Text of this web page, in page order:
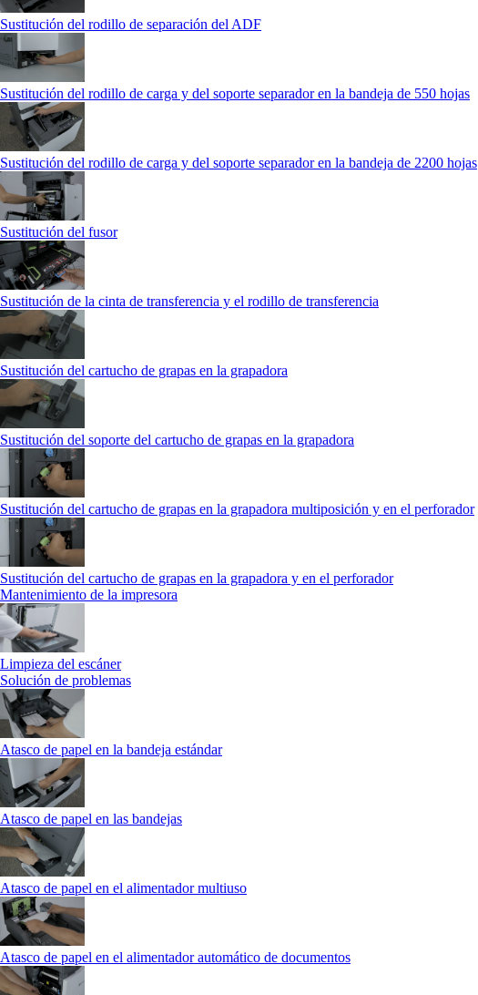
Sustitución del rodillo de separación del ADF
Sustitución del rodillo de carga y del soporte separador en la bandeja de 550 hojas
Sustitución del rodillo de carga y del soporte separador en la bandeja de 2200 hojas
Sustitución del fusor
Sustitución de la cinta de transferencia y el rodillo de transferencia
Sustitución del cartucho de grapas en la grapadora
Sustitución del soporte del cartucho de grapas en la grapadora
Sustitución del cartucho de grapas en la grapadora multiposición y en el perforador
Sustitución del cartucho de grapas en la grapadora y en el perforador
Mantenimiento de la impresora
Limpieza del escáner
Solución de problemas
Atasco de papel en la bandeja estándar
Atasco de papel en las bandejas
Atasco de papel en el alimentador multiuso
Atasco de papel en el alimentador automático de documentos